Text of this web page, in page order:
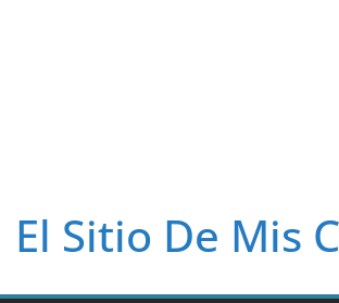
El Sitio De Mis